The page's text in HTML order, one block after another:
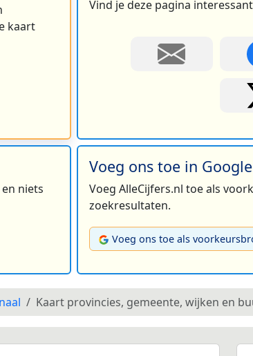
kaart
Vind je deze pagina
niets
Voeg ons toe in Google
Voeg AlleCijfers.nl toe als
zoekresultaten.
Voeg ons toe als
Kaart provincies, gemeente, wijken en